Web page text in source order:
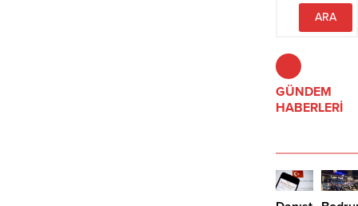
eğitimleri ve Agro Bodrum Rotası
GÜNDEM
HABERLERİ